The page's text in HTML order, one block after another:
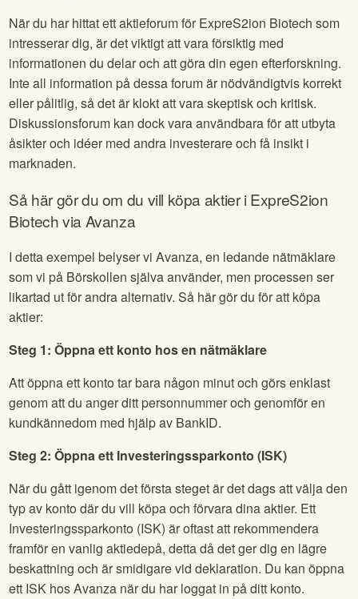
När du har hittat ett aktieforum för ExpreS2ion Biotech som
intresserar dig, är det viktigt att vara försiktig med
informationen du delar och att göra din egen efterforskning.
Inte all information på dessa forum är nödvändigtvis korrekt
eller pålitlig, så det är klokt att vara skeptisk och kritisk.
Diskussionsforum kan dock vara användbara för att utbyta
åsikter och idéer med andra investerare och få insikt i
marknaden.
Så här gör du om du vill köpa aktier iExpreS2ion
Biotechvia Avanza
I detta exempel belyser vi Avanza, en ledande nätmäklare
som vi på Börskollen själva använder, men processen ser
likartad ut för andra alternativ. Så här gör du för att köpa
aktier:
Steg 1: Öppna ett konto hos en nätmäklare
Att öppna ett konto tar bara någon minut och görs enklast
genom att du anger ditt personnummer och genomför en
kundkännedom med hjälp av BankID.
Steg 2: Öppna ett Investeringssparkonto (ISK)
När du gått igenom det första steget är det dags att välja den
typ av konto där du vill köpa och förvara dina aktier. Ett
Investeringssparkonto (ISK) är oftast att rekommendera
framför en vanlig aktiedepå, detta då det ger dig en lägre
beskattning och är smidigare vid deklaration. Du kan öppna
ett ISK hos Avanza när du har loggat in på ditt konto.